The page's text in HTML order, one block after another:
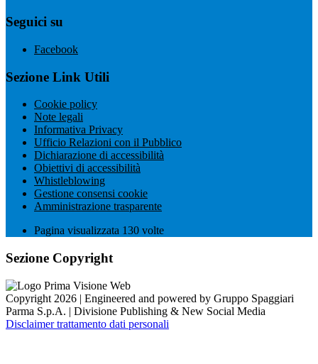
Seguici su
Facebook
Sezione Link Utili
Cookie policy
Note legali
Informativa Privacy
Ufficio Relazioni con il Pubblico
Dichiarazione di accessibilità
Obiettivi di accessibilità
Whistleblowing
Gestione consensi cookie
Amministrazione trasparente
Pagina visualizzata 130 volte
Sezione Copyright
Copyright 2026 | Engineered and powered by Gruppo Spaggiari
Parma S.p.A. | Divisione Publishing & New Social Media
Disclaimer trattamento dati personali